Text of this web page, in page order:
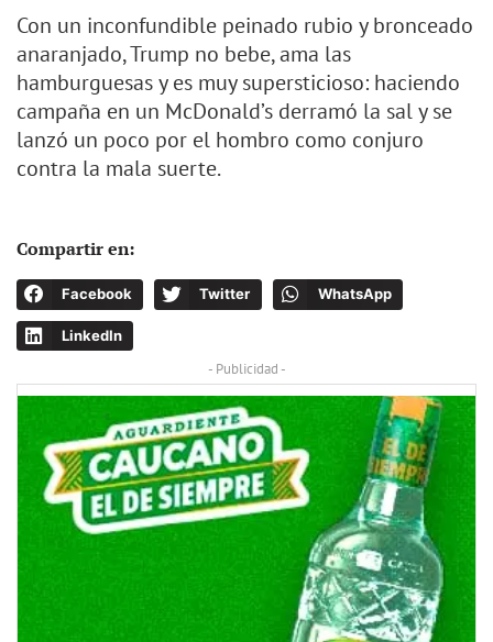
Con un inconfundible peinado rubio y bronceado
anaranjado, Trump no bebe, ama las
hamburguesas y es muy supersticioso: haciendo
campaña en un McDonald’s derramó la sal y se
lanzó un poco por el hombro como conjuro
contra la mala suerte.
Compartir en:
Facebook Twitter WhatsApp
LinkedIn
- Publicidad -